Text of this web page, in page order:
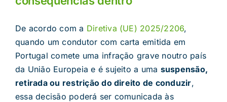
De acordo com a Diretiva (UE) 2025/2206,
quando um condutor com carta emitida em
Portugal comete uma infração grave noutro país
da União Europeia e é sujeito a uma suspensão,
retirada ou restrição do direito de conduzir,
essa decisão poderá ser comunicada às